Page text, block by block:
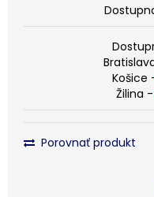
Košice
Žilina -
Porovnať produkt